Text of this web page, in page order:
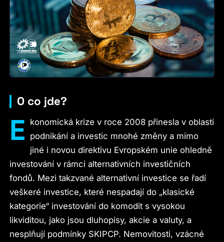
O co jde?
E konomická krize v roce 2008 přinesla v oblasti
podnikání a investic mnohé změny a mimo
jiné i novou direktivu Evropském unie ohledně
investování v rámci alternativních investičních
fondů. Mezi takzvané alternativní investice se řadí
veškeré investice, které nespadají do „klasické
kategorie“ investování do komodit s vysokou
likviditou, jako jsou dluhopisy, akcie a valuty, a
nesplňují podmínky SKIPCP. Nemovitosti, vzácné